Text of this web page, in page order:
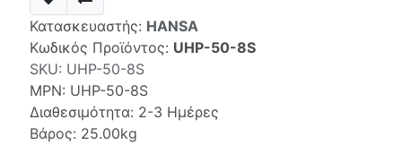
Κατασκευαστής: HANSA
Κωδικός Προϊόντος: UHP-50-8S
SKU: UHP-50-8S
MPN: UHP-50-8S
Διαθεσιμότητα: 2-3 Ημέρες
Βάρος: 25.00kg